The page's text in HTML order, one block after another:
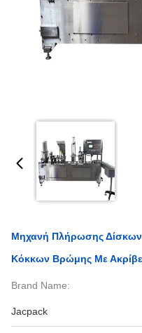
Μηχανή Πλήρωσης Δίσκων
Κόκκων Βρώμης Με
Brand Name:
Jacpack